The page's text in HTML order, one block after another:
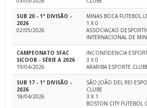
SUB 20 - 1ª DIVISÃO -
2026
02/05/2026
MINAS BOCA FUTEBOL
1 X 0
ASSOCIACAO
INTERNACIONAL DE
CAMPEONATO SFAC
SICOOB - SÉRIE A 2026
19/04/2026
INCONFIDENCIA
3 X 0
ARARIBA ESPORTE
SUB 17 - 1ª DIVISÃO -
2026
18/04/2026
SÃO JOÃO DEL REI
CLUBE
3 X 1
BOSTON CITY FUTEBOL